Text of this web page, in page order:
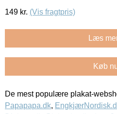
149 kr. (Vis fragtpris)
Læs
Køb
De mest populære plakat-
Papapapa.dk,